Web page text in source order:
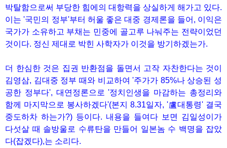
박탈함으로써 부당한 힘에의 대항력을 상실하게 해가고 있다.
이는 '국민의 정부'부터 허울 좋은 대중 경제론을 들어, 이익은
국가가 소유하고 부채는 민중에 골고루 나눠주는 전략이었던
것이다. 정신 제대로 박힌 사학자가 이것을 방기하겠는가.
더 한심한 것은 집권 반환점을 돌면서 고작 자찬한다는 것이
김영삼, 김대중 정부 때와 비교하여 '주가가 85%나 상승된 성
공한 정부다', 대연정론으로 '정치인생을 마감하는 총정리와
함께 마지막으로 봉사하겠다'(본지 8.31일자, '盧대통령' 결국
중도하차 하는가?) 등이다. 내용을 들여다 보면 김일성이가
다섯살 때 솔방울로 수류탄을 만들어 일본놈 수 백명을 잡았
다(잡겠다),는 소리다.